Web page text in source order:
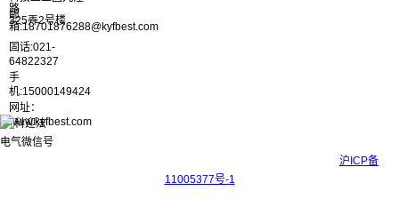
路
325弄2号楼
邮
箱:18701876288@kyfbest.com
固话:021-
64822327
手
机:15000149424
网址：
www.kyfbest.com
沪ICP备
11005377号-1